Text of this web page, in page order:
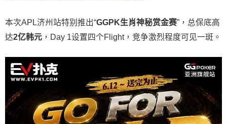
本次APL济州站特别推出“GGPK生肖神秘赏金赛”，总保底高
达2亿韩元 ，Day 1设置四个Flight，竞争激烈程度可见一斑。